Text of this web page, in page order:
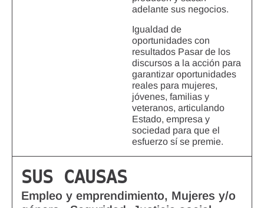
adelante sus negocios.
Igualdad de
oportunidades con
resultados Pasar de los
discursos a la acción para
garantizar oportunidades
reales para mujeres,
jóvenes, familias y
veteranos, articulando
Estado, empresa y
sociedad para que el
esfuerzo sí se premie.
SUS CAUSAS
Empleo y emprendimiento, Mujeres y/o